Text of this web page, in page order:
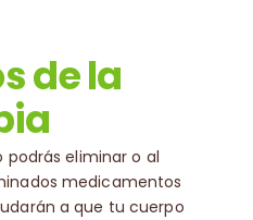
de la
podrás eliminar o al
medicamentos
a que tu cuerpo